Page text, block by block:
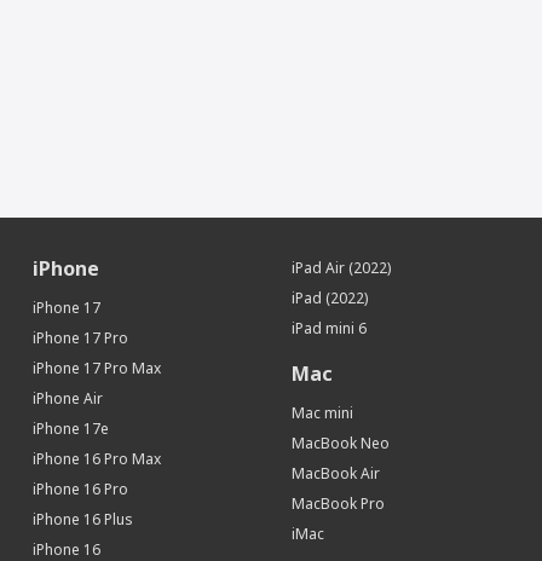
iPhone
iPhone 17
iPhone 17 Pro
iPhone 17 Pro Max
iPhone Air
iPhone 17e
iPhone 16 Pro Max
iPhone 16 Pro
iPhone 16 Plus
iPhone 16
iPad Air (2022)
iPad (2022)
iPad mini 6
Mac
Mac mini
MacBook Neo
MacBook Air
MacBook Pro
iMac